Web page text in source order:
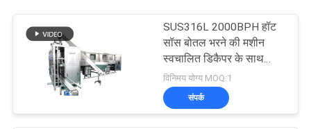
SUS316L 2000BPH हॉट
सॉस बोतल भरने की मशीन
स्वचालित डिकैपर के साथ
With
विनिमय योग्य MOQ:1
संपर्क